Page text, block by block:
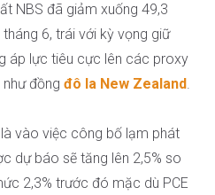
NBS đã giảm xuống 49,3
6, trái với kỳ vọng giữ
áp lực tiêu cực lên các proxy
đồng đô la New Zealand.
vào việc công bố lạm phát
dự báo sẽ tăng lên 2,5% so
2,3% trước đó mặc dù PCE